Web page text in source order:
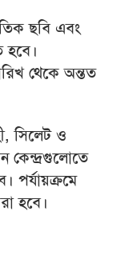
ছবি এবং
হবে।
থেকে অন্তত
সিলেট ও
কেন্দ্রগুলোতে
পর্যায়ক্রমে
হবে।